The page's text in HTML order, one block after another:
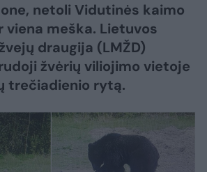
netoli Vidutinės kaimo
viena meška. Lietuvos
draugija (LMŽD)
žvėrių viliojimo vietoje
trečiadienio rytą.